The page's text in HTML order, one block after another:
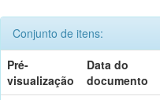
Conjunto de itens:
Pré-
visualização
Data do
documento